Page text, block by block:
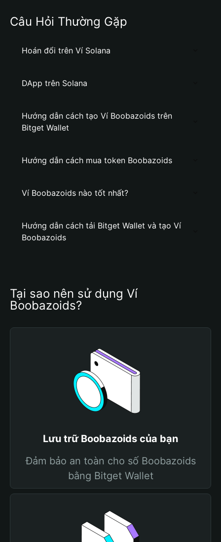
Câu Hỏi Thường Gặp
Hoán đổi trên Ví Solana
DApp trên Solana
Hướng dẫn cách tạo Ví Boobazoids trên
Bitget Wallet
Hướng dẫn cách mua token Boobazoids
Ví Boobazoids nào tốt nhất?
Hướng dẫn cách tải Bitget Wallet và tạo Ví
Boobazoids
Tại sao nên sử dụng Ví
Boobazoids?
Lưu trữ Boobazoids của bạn
Đảm bảo an toàn cho số Boobazoids
bằng Bitget Wallet